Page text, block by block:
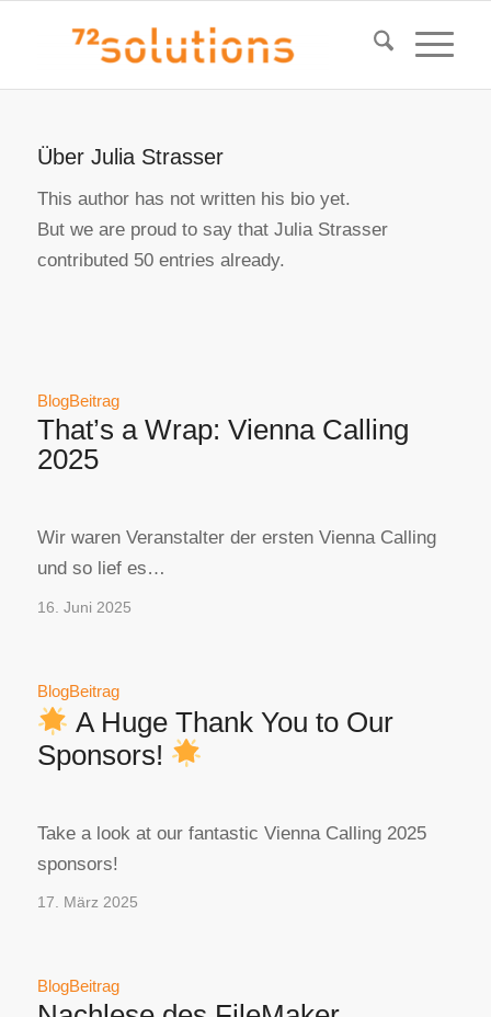
Über Julia Strasser
This author has not written his bio yet.
But we are proud to say that Julia Strasser
contributed 50 entries already.
BlogBeitrag
That’s a Wrap: Vienna Calling
2025
Wir waren Veranstalter der ersten Vienna Calling
und so lief es…
16. Juni 2025
BlogBeitrag
A Huge Thank You to Our
Sponsors!
Take a look at our fantastic Vienna Calling 2025
sponsors!
17. März 2025
BlogBeitrag